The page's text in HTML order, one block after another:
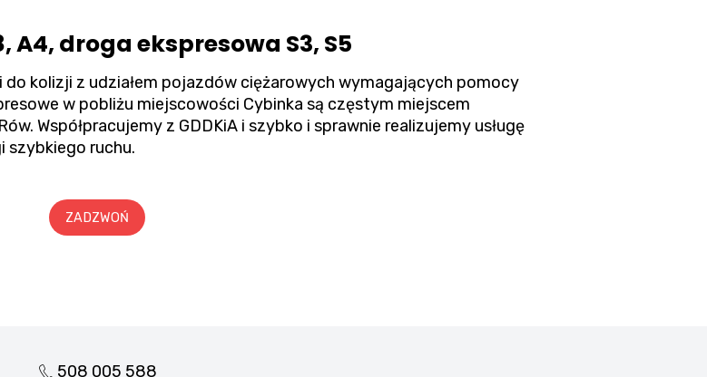
droga ekspresowa S3, S5
kolizji z udziałem pojazdów ciężarowych wymagających pomocy
w pobliżu miejscowości Cybinka są częstym miejscem
Współpracujemy z GDDKiA i szybko i sprawnie realizujemy usługę
szybkiego ruchu.
ZADZWOŃ
508 005 588